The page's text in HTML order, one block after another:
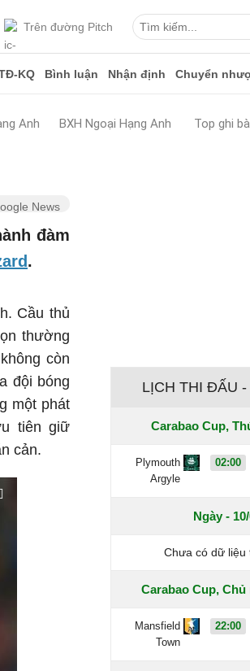
Trên đường Pitch
KQ Bình luận Nhận định Chuyển
Anh BXH Ngoại Hạng Anh Top ghi
đàm
.
Cầu thủ
thường
còn
đội bóng
một phát
tiên giữ
cản.
LỊCH THI ĐẤU
Carabao Cup,
Plymouth
Argyle
02:00
Ngày -
Chưa có dữ liệu
Carabao Cup, Chủ
Mansfield
Town
22:00